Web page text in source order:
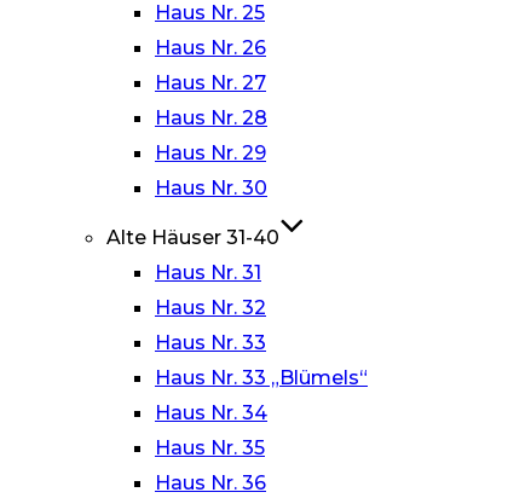
Haus Nr. 25
Haus Nr. 26
Haus Nr. 27
Haus Nr. 28
Haus Nr. 29
Haus Nr. 30
Alte Häuser 31-40
Haus Nr. 31
Haus Nr. 32
Haus Nr. 33
Haus Nr. 33 „Blümels“
Haus Nr. 34
Haus Nr. 35
Haus Nr. 36